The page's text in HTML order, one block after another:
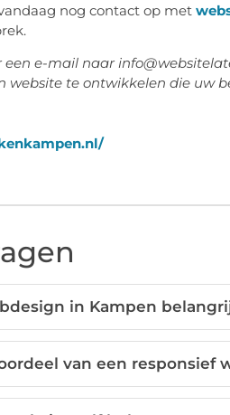
nog contact op met
een e-mail naar
website te ontwikkelen die uw
in Kampen
van een responsief